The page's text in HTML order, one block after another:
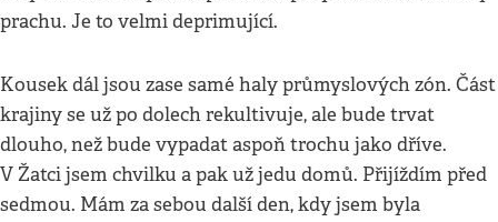
prachu. Je to velmi deprimující.
Kousek dál jsou zase samé haly průmyslových zón. Část
krajiny se už po dolech rekultivuje, ale bude trvat
dlouho, než bude vypadat aspoň trochu jako dříve.
V Žatci jsem chvilku a pak už jedu domů. Přijíždím před
sedmou. Mám za sebou další den, kdy jsem byla